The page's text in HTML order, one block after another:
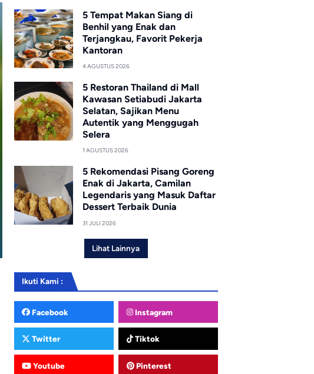
5 Tempat Makan Siang di
Benhil yang Enak dan
Terjangkau, Favorit Pekerja
Kantoran
4 AGUSTUS 2026
5 Restoran Thailand di Mall
Kawasan Setiabudi Jakarta
Selatan, Sajikan Menu
Autentik yang Menggugah
Selera
1 AGUSTUS 2026
5 Rekomendasi Pisang Goreng
Enak di Jakarta, Camilan
Legendaris yang Masuk Daftar
Dessert Terbaik Dunia
31 JULI 2026
Lihat Lainnya
Ikuti Kami :
Facebook Instagram
Twitter Tiktok
Youtube Pinterest